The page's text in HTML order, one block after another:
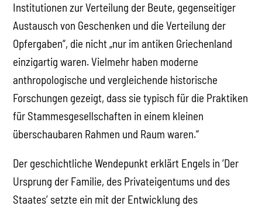
Institutionen zur Verteilung der Beute, gegenseitiger
Austausch von Geschenken und die Verteilung der
Opfergaben“, die nicht „nur im antiken Griechenland
einzigartig waren. Vielmehr haben moderne
anthropologische und vergleichende historische
Forschungen gezeigt, dass sie typisch für die Praktiken
für Stammesgesellschaften in einem kleinen
überschaubaren Rahmen und Raum waren.“
Der geschichtliche Wendepunkt erklärt Engels in ‘Der
Ursprung der Familie, des Privateigentums und des
Staates’ setzte ein mit der Entwicklung des